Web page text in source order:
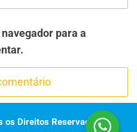
para a
os Direitos Reservados.